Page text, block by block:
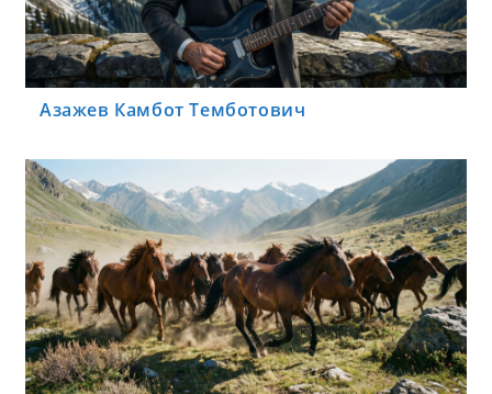
Азажев Камбот Темботович